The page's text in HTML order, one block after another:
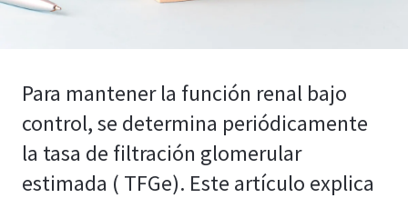
Para mantener la función renal bajo
control, se determina periódicamente
la tasa de filtración glomerular
estimada ( TFGe). Este artículo explica